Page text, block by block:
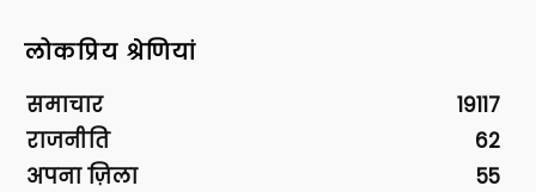
लोकप्रिय श्रेणियां
समाचार
19117
राजनीति
62
अपना ज़िला
55